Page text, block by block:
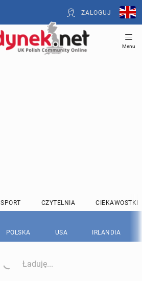
ZALOGUJ
Menu
SPORT CZYTELNIA CIEKAWOSTKI
POLSKA USA IRLANDIA
Ładuję...